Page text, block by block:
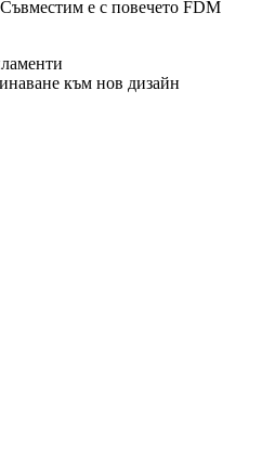
е с повечето FDM
към нов дизайн